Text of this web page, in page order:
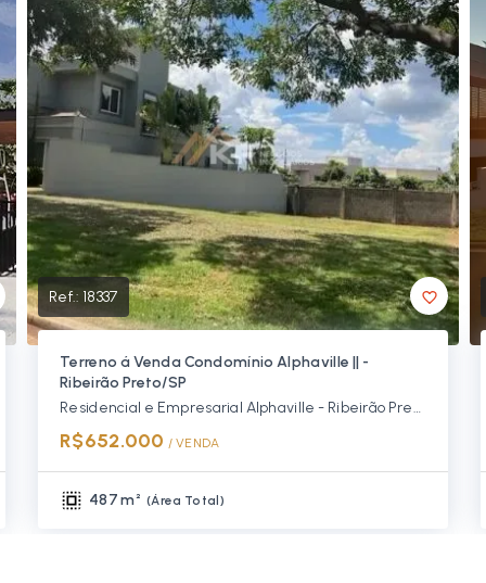
Ref.: 18337
Terreno á Venda Condomínio Alphaville || -
Ribeirão Preto/SP
Residencial e Empresarial Alphaville - Ribeirão Preto/SP, Zona Sul
R$652.000 / VENDA
487 m² (Área Total )